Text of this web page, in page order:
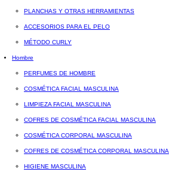
PLANCHAS Y OTRAS HERRAMIENTAS
ACCESORIOS PARA EL PELO
MÉTODO CURLY
Hombre
PERFUMES DE HOMBRE
COSMÉTICA FACIAL MASCULINA
LIMPIEZA FACIAL MASCULINA
COFRES DE COSMÉTICA FACIAL MASCULINA
COSMÉTICA CORPORAL MASCULINA
COFRES DE COSMÉTICA CORPORAL MASCULINA
HIGIENE MASCULINA